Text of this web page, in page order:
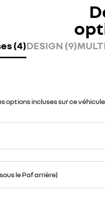
(4)DESIGN (9)
options incluses sur ce véhicule
le Paf arrière)